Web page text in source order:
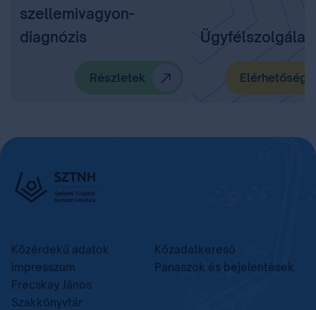
szellemivagyon-
diagnózis
Részletek
Ügyfélszolgálat
Közérdekű adatok
Közadatkereső
Impresszum
Panaszok és bejelentések
Frecskay János
Szakkönyvtár